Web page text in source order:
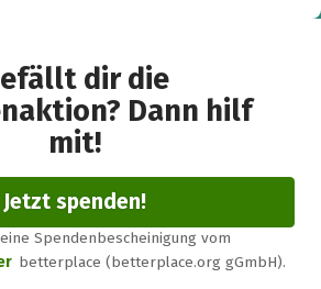
dir die
Dann hilf
mit!
Jetzt spenden!
Spendenbescheinigung vom
betterplace (betterplace.org gGmbH).